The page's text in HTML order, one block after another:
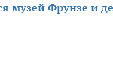
музей Фрунзе и